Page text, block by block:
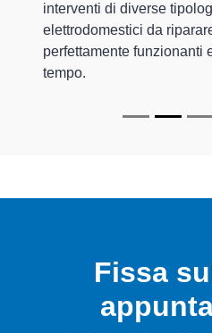
interventi di diverse
elettrodomestici da
perfettamente funzionanti
tempo.
Fissa